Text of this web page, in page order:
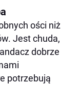
ości niż
Jest chuda,
dobrze
potrzebują